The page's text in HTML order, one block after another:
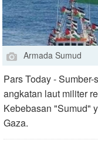
Armada Sumud
Pars Today -
angkatan laut militer
Kebebasan "Sumud"
Gaza.